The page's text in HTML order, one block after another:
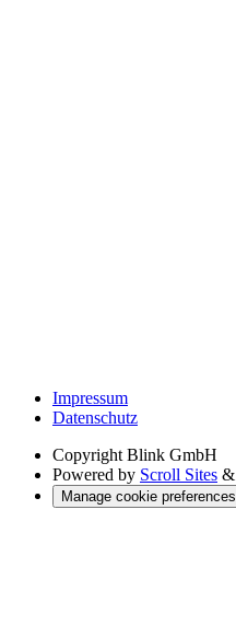
Impressum
Datenschutz
Copyright Blink GmbH
Powered by Scroll Sites &
Manage cookie preferences